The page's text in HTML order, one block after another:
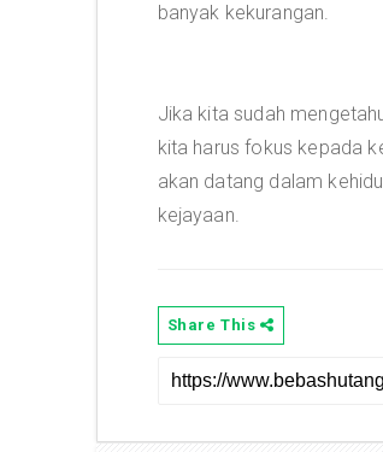
banyak kekurangan.
Jika kita sudah
kita harus fokus kepada
akan datang dalam
kejayaan.
Share This